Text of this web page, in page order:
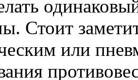
Стоит
или